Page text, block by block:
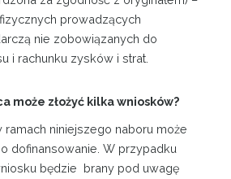
prowadzących
nie zobowiązanych do
i rachunku zysków i strat.
może złożyć kilka wniosków?
niniejszego naboru może
dofinansowanie. W przypadku
będzie brany pod uwagę